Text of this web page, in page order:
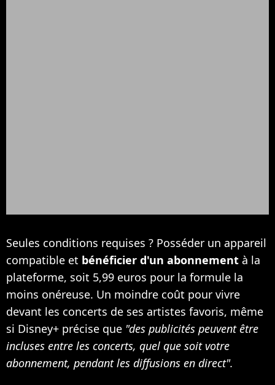
Seules conditions requises ? Posséder un appareil
compatible et bénéficier d'un abonnement à la
plateforme, soit 5,99 euros pour la formule la
moins onéreuse. Un moindre coût pour vivre
devant les concerts de ses artistes favoris, même
si Disney+ précise que "des publicités peuvent être
incluses entre les concerts, quel que soit votre
abonnement, pendant les diffusions en direct".